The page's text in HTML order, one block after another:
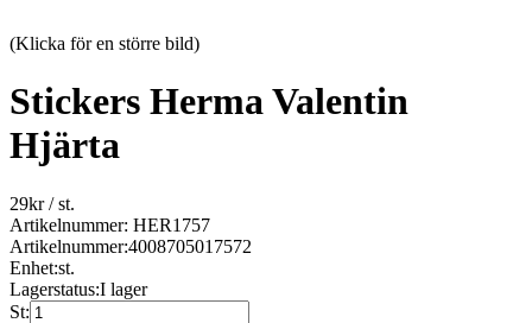
(Klicka för en större bild)
Stickers Herma Valentin
Hjärta
29kr/ st.
Artikelnummer: HER1757
Artikelnummer:4008705017572
Enhet:st.
Lagerstatus:I lager
St: